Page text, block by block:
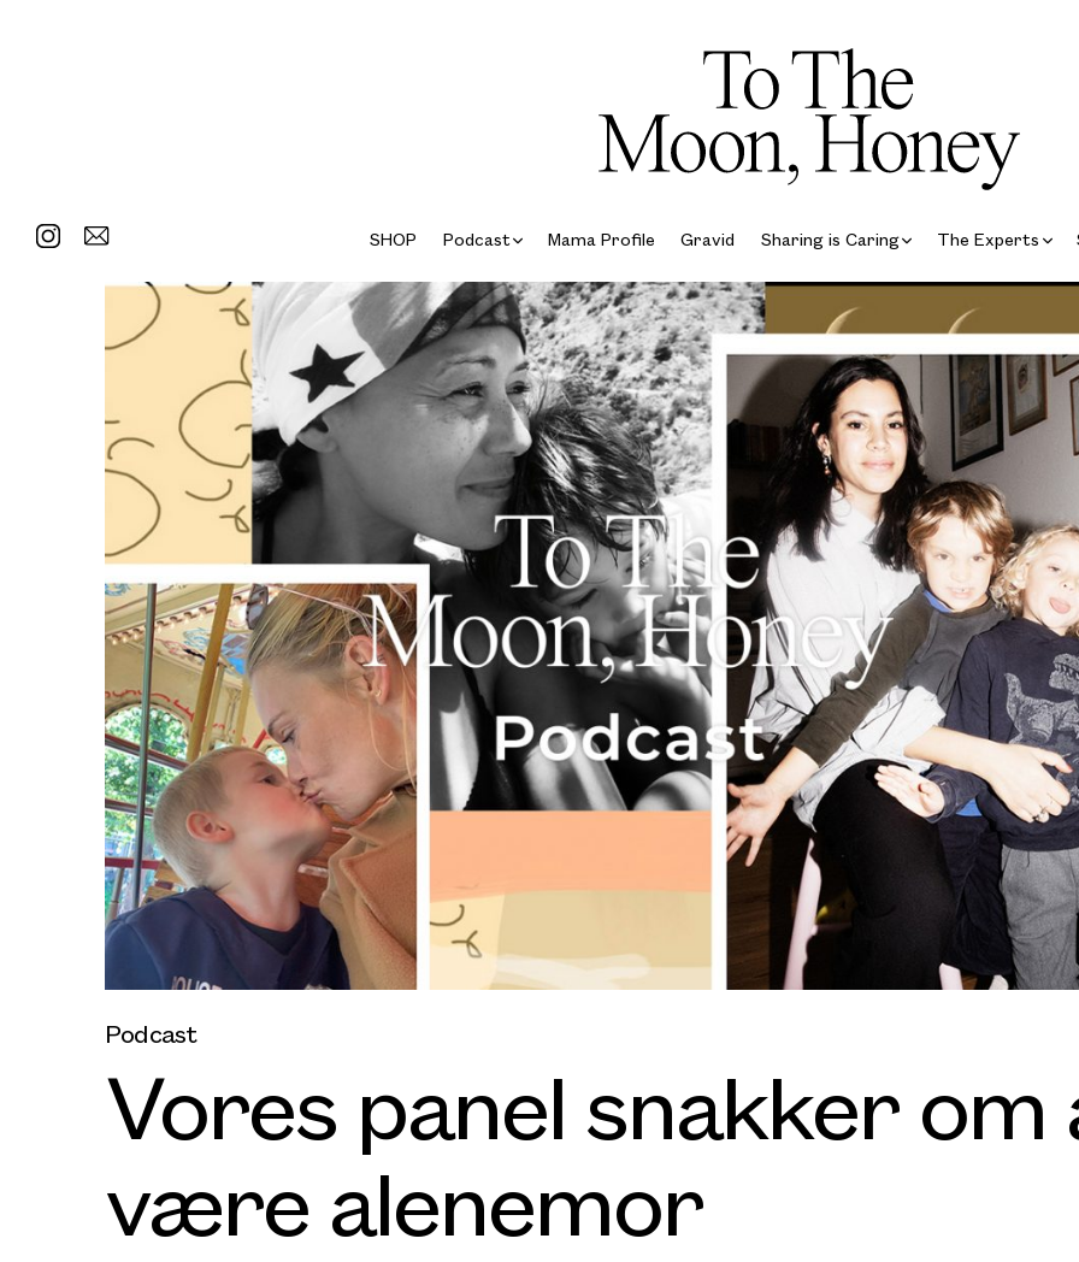
SHOP Podcast Mama Profile Gravid Sharing is Caring The Experts
Podcast
Vores panel snakker om
være alenemor